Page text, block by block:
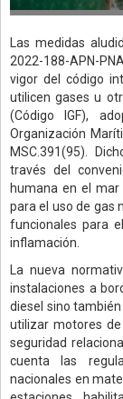
Las medidas
2022-188-APN-
vigor del código
utilicen gases u
(Código IGF),
Organización
MSC.391(95).
través del
humana en el mar
para el uso de gas
funcionales para
inflamación.
La nueva
instalaciones a
diesel sino
utilizar motores
seguridad
cuenta las
nacionales en